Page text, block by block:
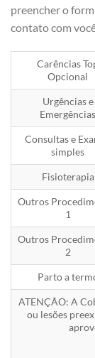
preencher o
contato com
Carências
Opcional
Urgências e
Emergências
Consultas e
simples
Fisioterapia
Outros
1
Outros
2
Parto a
ATENÇÃO: A
ou lesões